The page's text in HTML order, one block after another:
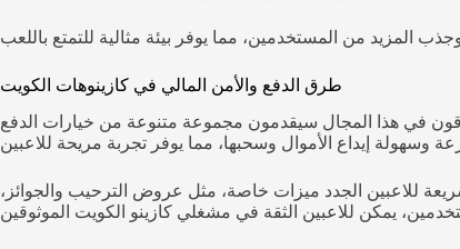
طرق الدفع والأمن المالي في كازينوهات الكويت
في هذا المجال سيقدمون مجموعة متنوعة من خيارات الدفع
للاعبين الجدد ميزات خاصة، مثل عروض الترحيب والجوائز،